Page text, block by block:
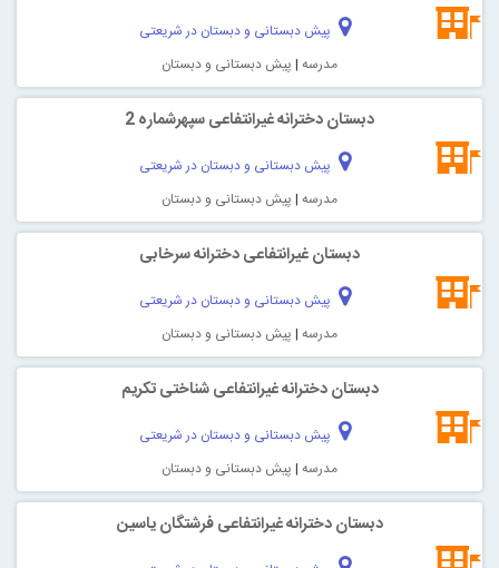
پیش دبستانی و دبستان در شریعتی
مدرسه | پیش دبستانی و دبستان
دبستان دخترانه غیرانتفاعی سپهرشماره 2
پیش دبستانی و دبستان در شریعتی
مدرسه | پیش دبستانی و دبستان
دبستان غیرانتفاعی دخترانه سرخابی
پیش دبستانی و دبستان در شریعتی
مدرسه | پیش دبستانی و دبستان
دبستان دخترانه غیرانتفاعی شناختی تکريم
پیش دبستانی و دبستان در شریعتی
مدرسه | پیش دبستانی و دبستان
دبستان دخترانه غیرانتفاعی فرشتگان ياسين